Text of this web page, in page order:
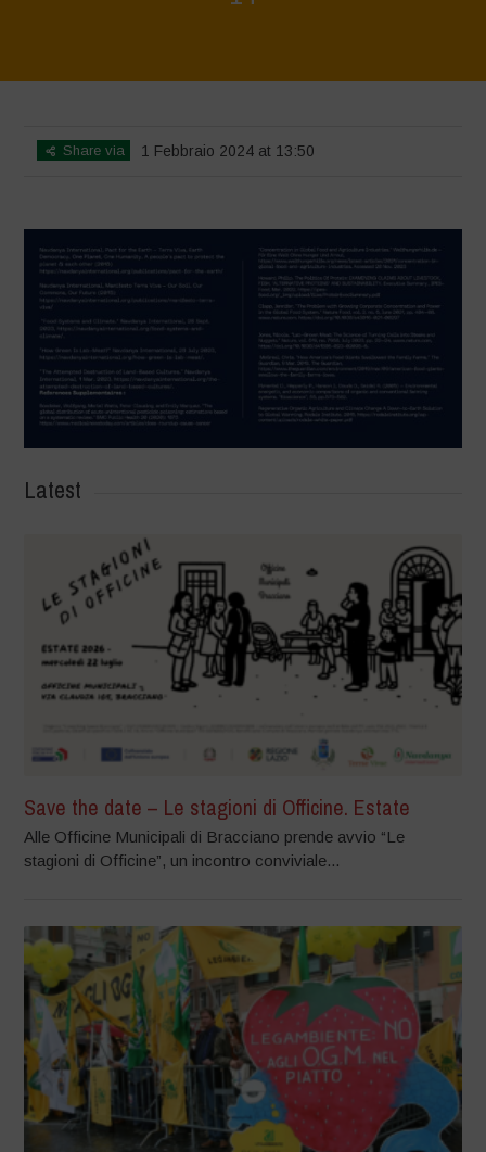
Share via 1 Febbraio 2024 at 13:50
Latest
Save the date – Le stagioni di Officine. Estate
Alle Officine Municipali di Bracciano prende avvio “Le
stagioni di Officine”, un incontro conviviale...